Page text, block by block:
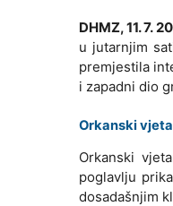
DHMZ, 11. 7.
u jutarnjim
premjestila
i zapadni dio
Orkanski
Orkanski
poglavlju
dosadašnjim